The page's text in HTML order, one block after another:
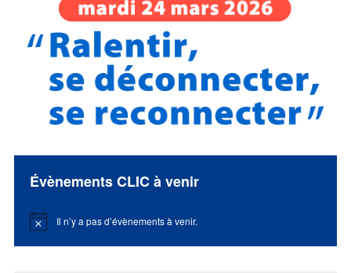
Évènements CLIC à venir
Notice Il n’y a pas d’évènements à venir.